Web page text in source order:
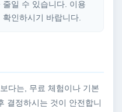
일 수 있습니다. 이용
인하시기 바랍니다.
다는, 무료 체험이나 기본
결정하시는 것이 안전합니